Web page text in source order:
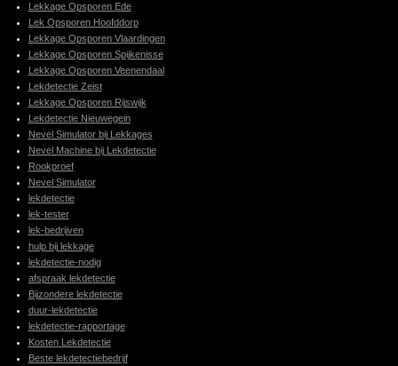
Lekkage Opsporen Ede
Lek Opsporen Hoofddorp
Lekkage Opsporen Vlaardingen
Lekkage Opsporen Spijkenisse
Lekkage Opsporen Veenendaal
Lekdetectie Zeist
Lekkage Opsporen Rijswijk
Lekdetectie Nieuwegein
Nevel Simulator bij Lekkages
Nevel Machine bij Lekdetectie
Rookproef
Nevel Simulator
lekdetectie
lek-tester
lek-bedrijven
hulp bij lekkage
lekdetectie-nodig
afspraak lekdetectie
Bijzondere lekdetectie
duur-lekdetectie
lekdetectie-rapportage
Kosten Lekdetectie
Beste lekdetectiebedrijf